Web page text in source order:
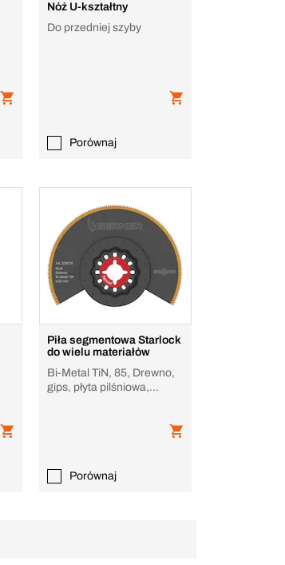
Nóż U-kształtny
Do przedniej szyby
Porównaj
Piła segmentowa Starlock
do wielu materiałów
Bi-Metal TiN, 85, Drewno,
gips, płyta pilśniowa,
Porównaj